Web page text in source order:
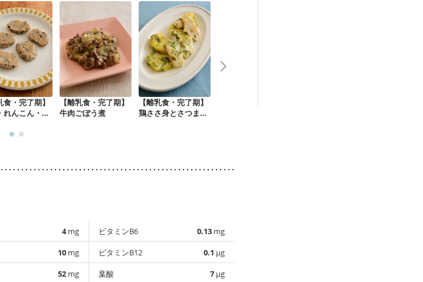
食・完了期】
れんこん・ひ
【離乳食・完了期】
牛肉ごぼう煮
【離乳食・完了期】
鶏ささ身とさつまい
4mg
10 mg
52 mg
ビタミンB6 0.13 mg
ビタミンB12
0.1 µg
葉酸
7 µg